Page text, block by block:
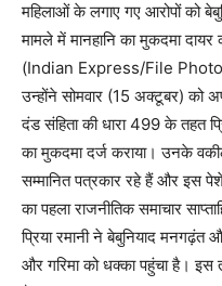
महिलाओं के लगाए गए आरोपों को
मामले में मानहानि का मुकदमा
(Indian Express/File
उन्होंने सोमवार (15 अक्टूबर) को
दंड संहिता की धारा 499 के तहत
का मुकदमा दर्ज कराया। उनके
सम्मानित पत्रकार रहे हैं और इस
का पहला राजनीतिक समाचार
प्रिया रमानी ने बेबुनियाद
और गरिमा को धक्का पहुंचा है। इस